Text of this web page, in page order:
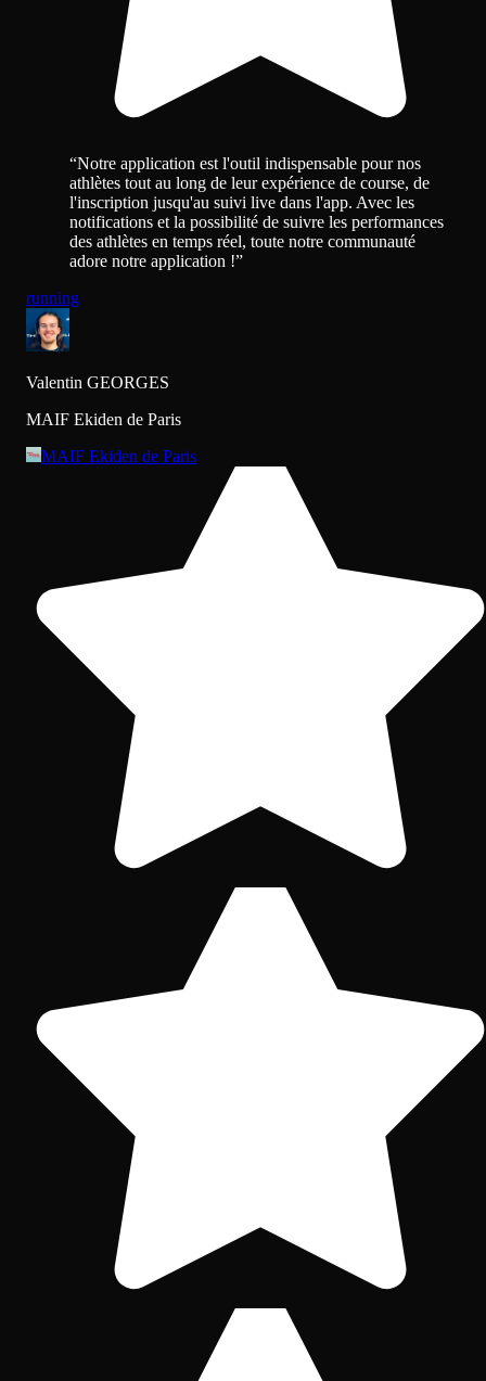
“Notre application est l'outil indispensable pour nos
athlètes tout au long de leur expérience de course, de
l'inscription jusqu'au suivi live dans l'app. Avec les
notifications et la possibilité de suivre les performances
des athlètes en temps réel, toute notre communauté
adore notre application !”
running
Valentin GEORGES
MAIF Ekiden de Paris
MAIF Ekiden de Paris